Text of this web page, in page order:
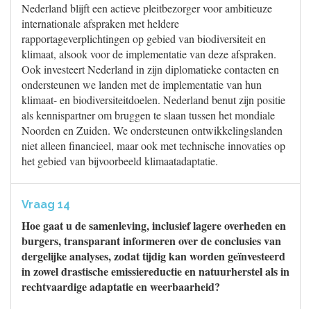
Nederland blijft een actieve pleitbezorger voor ambitieuze
internationale afspraken met heldere
rapportageverplichtingen op gebied van biodiversiteit en
klimaat, alsook voor de implementatie van deze afspraken.
Ook investeert Nederland in zijn diplomatieke contacten en
ondersteunen we landen met de implementatie van hun
klimaat- en biodiversiteitdoelen. Nederland benut zijn positie
als kennispartner om bruggen te slaan tussen het mondiale
Noorden en Zuiden. We ondersteunen ontwikkelingslanden
niet alleen financieel, maar ook met technische innovaties op
het gebied van bijvoorbeeld klimaatadaptatie.
Vraag 14
Hoe gaat u de samenleving, inclusief lagere overheden en
burgers, transparant informeren over de conclusies van
dergelijke analyses, zodat tijdig kan worden geïnvesteerd
in zowel drastische emissiereductie en natuurherstel als in
rechtvaardige adaptatie en weerbaarheid?